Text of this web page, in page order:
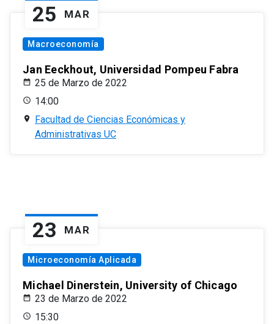
25 MAR
Macroeconomía
Jan Eeckhout, Universidad Pompeu Fabra
25 de Marzo de 2022
14:00
Facultad de Ciencias Económicas y
Administrativas UC
23 MAR
Microeconomía Aplicada
Michael Dinerstein, University of Chicago
23 de Marzo de 2022
15:30